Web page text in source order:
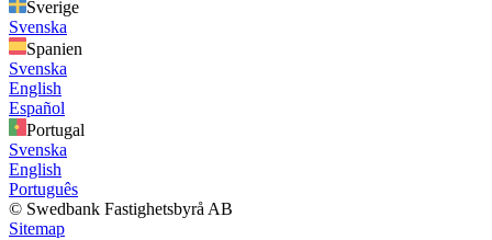
Sverige
Svenska
Spanien
Svenska
English
Español
Portugal
Svenska
English
Português
© Swedbank Fastighetsbyrå AB
Sitemap